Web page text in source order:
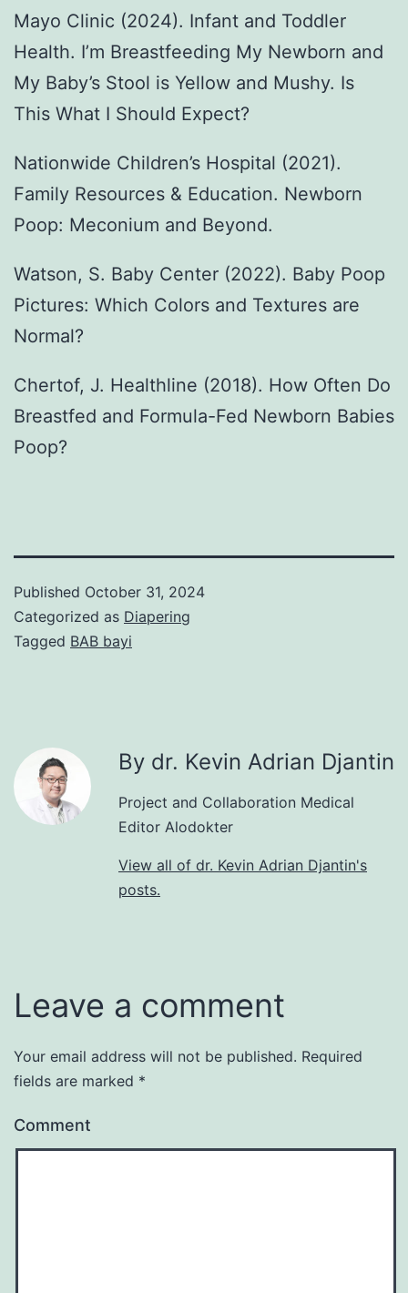
Mayo Clinic (2024). Infant and Toddler
Health. I’m Breastfeeding My Newborn and
My Baby’s Stool is Yellow and Mushy. Is
This What I Should Expect?
Nationwide Children’s Hospital (2021).
Family Resources & Education. Newborn
Poop: Meconium and Beyond.
Watson, S. Baby Center (2022). Baby Poop
Pictures: Which Colors and Textures are
Normal?
Chertof, J. Healthline (2018). How Often Do
Breastfed and Formula-Fed Newborn Babies
Poop?
Published October 31, 2024
Categorized as Diapering
Tagged BAB bayi
By dr. Kevin Adrian Djantin
Project and Collaboration Medical
Editor Alodokter
View all of dr. Kevin Adrian Djantin's
posts.
Leave a comment
Your email address will not be published. Required
fields are marked *
Comment